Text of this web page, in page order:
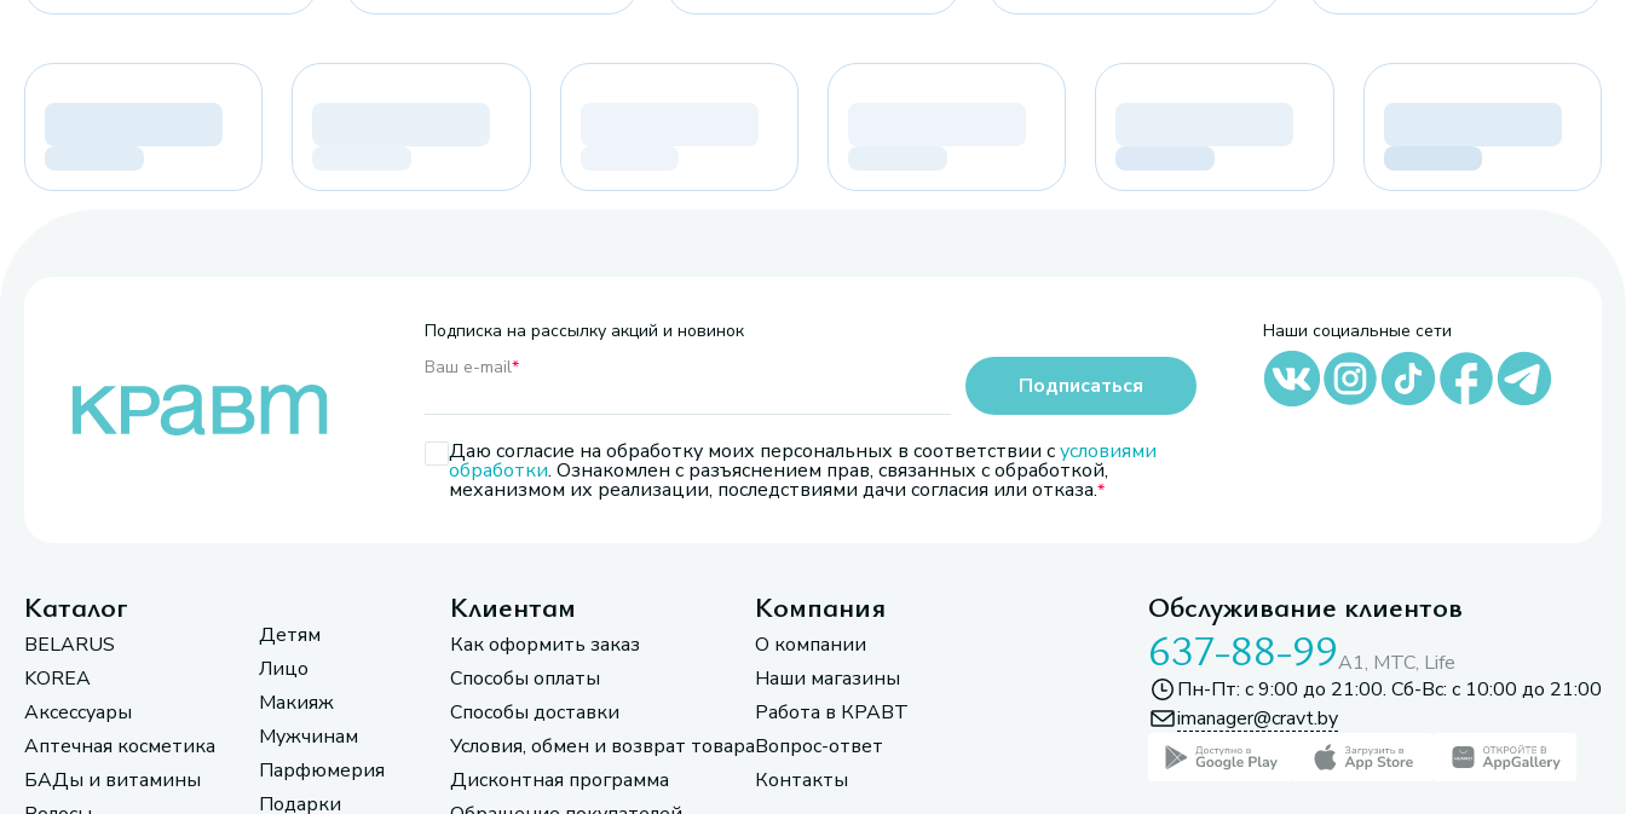
Подписка на рассылку акций и новинок
Ваш e-mail*
Даю согласие на обработку моих персональных в соответствии сусловиями
обработки. Ознакомлен с разъяснением прав, связанных с обработкой,
механизмом их реализации, последствиями дачи согласия или отказа.
Подписаться
Наши социальные сети
Каталог
BELARUS
KOREA
Аксессуары
Аптечная косметика
БАДы и витамины
Детям
Лицо
Макияж
Мужчинам
Парфюмерия
Подарки
Клиентам
Как оформить заказ
Способы оплаты
Способы доставки
Условия, обмен и возврат товара
Дисконтная программа
Компания
О компании
Наши магазины
Работа в КРАВТ
Вопрос-ответ
Контакты
Обслуживание клиентов
637-88-99A1, МТС, Life
Пн-Пт: с 9:00 до 21:00. Сб-Вс: с 10:00 до 21:00
imanager@cravt.by